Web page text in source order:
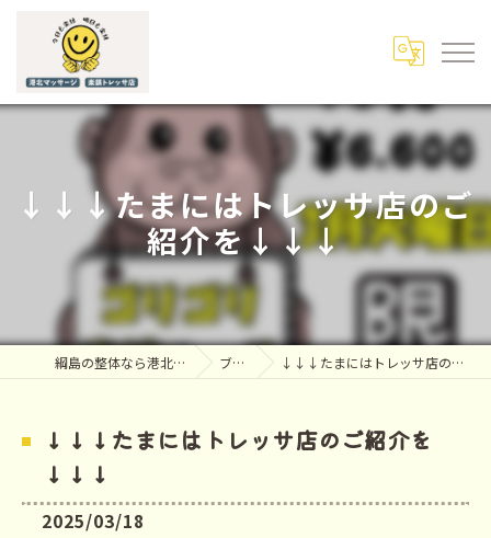
↓↓↓たまにはトレッサ店のご
紹介を↓↓↓
綱島の整体なら港北マッサージ ブログ ↓↓↓たまにはトレッサ店のご紹介を↓↓↓
↓↓↓たまにはトレッサ店のご紹介を
↓↓↓
2025/03/18